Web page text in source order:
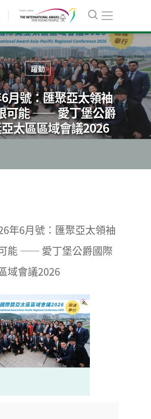
躍動
月號：匯聚亞太領袖
可能 —— 愛丁堡公爵
太區區域會議2026
年6月號：匯聚亞太領袖
能 —— 愛丁堡公爵國際
域會議2026